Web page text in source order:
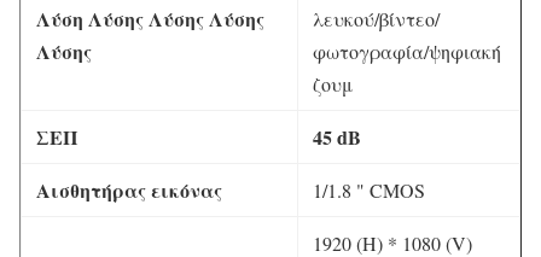
Λύση Λύσης Λύσης Λύσης
Λύσης
λευκού/βίντεο/
φωτογραφία/ψηφιακή
ζουμ
ΣΕΠ
45 dB
Αισθητήρας εικόνας
1/1.8 " CMOS
1920 (H) * 1080 (V)